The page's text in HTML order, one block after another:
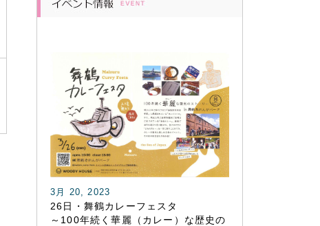
3月 20, 2023
26日・舞鶴カレーフェスタ
～100年続く華麗（カレー）な歴史の